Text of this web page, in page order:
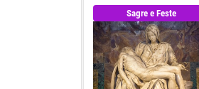
Sagre e Feste